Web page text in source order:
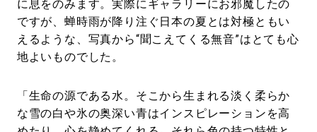
に息をのみます。実際にギャラリーにお邪魔したの
ですが、蝉時雨が降り注ぐ日本の夏とは対極ともい
えるような、写真から“聞こえてくる無音”はとても心
地よいものでした。
「生命の源である水。そこから生まれる淡く柔らか
な雪の白や氷の奥深い青はインスピレーションを高